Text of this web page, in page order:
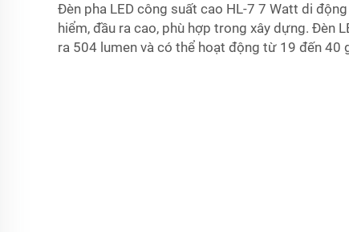
Đèn pha LED công suất cao HL-7 7 Watt di
hiểm, đầu ra cao, phù hợp trong xây dựng. Đèn
ra 504 lumen và có thể hoạt động từ 19 đến 40